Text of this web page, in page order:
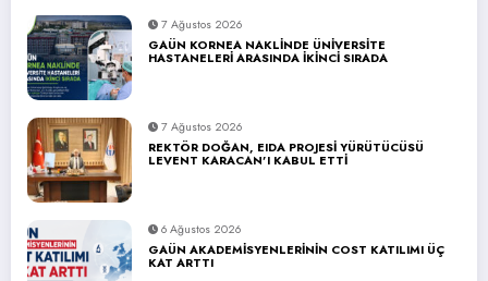
7 Ağustos 2026
GAÜN KORNEA NAKLİNDE ÜNİVERSİTE
HASTANELERİ ARASINDA İKİNCİ SIRADA
7 Ağustos 2026
REKTÖR DOĞAN, EIDA PROJESİ YÜRÜTÜCÜSÜ
LEVENT KARACAN’I KABUL ETTİ
6 Ağustos 2026
GAÜN AKADEMİSYENLERİNİN COST KATILIMI ÜÇ
KAT ARTTI